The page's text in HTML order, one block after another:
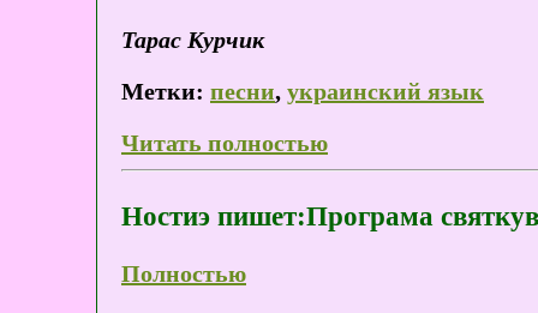
Тарас Курчик
Метки: песни, украинский язык
Читать полностью
Ностиэ пишет:Програма
Полностью